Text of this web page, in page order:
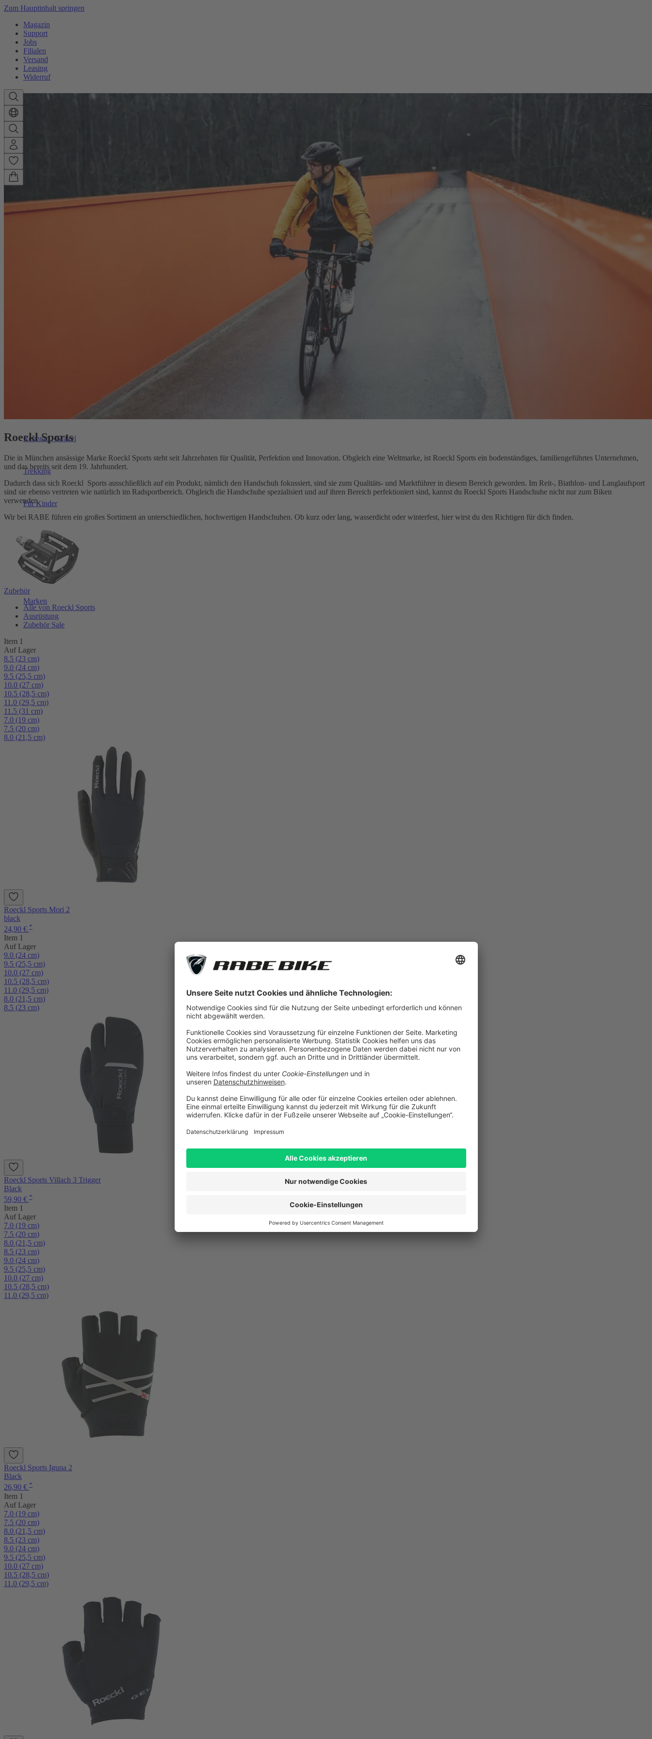
Zum Hauptinhalt springen
Magazin
Support
Jobs
Filialen
Versand
Leasing
Widerruf
Rennrad / Gravel
Trekking
Für Kinder
Zubehör
SALE
Marken
Roeckl Sports
Die in München ansässige Marke Roeckl Sports steht seit Jahrzehnten für Qualität, Perfektion und Innovation. Obgleich eine Weltmarke, ist Roeckl Sports ein bodenständiges, familiengeführtes Unternehmen,
und das bereits seit dem 19. Jahrhundert.
Dadurch dass sich Roeckl Sports ausschließlich auf ein Produkt, nämlich den Handschuh fokussiert, sind sie zum Qualitäts- und Marktführer in diesem Bereich geworden. Im Reit-, Biathlon- und Langlaufsport
sind sie ebenso vertreten wie natürlich im Radsportbereich. Obgleich die Handschuhe spezialisiert und auf ihren Bereich perfektioniert sind, kannst du Roeckl Sports Handschuhe nicht nur zum Biken
verwenden.
Wir bei RABE führen ein großes Sortiment an unterschiedlichen, hochwertigen Handschuhen. Ob kurz oder lang, wasserdicht oder winterfest, hier wirst du den Richtigen für dich finden.
Zubehör
Alle von Roeckl Sports
Ausrüstung
Zubehör Sale
Item 1
Auf Lager
8.5 (23 cm)
9.0 (24 cm)
9.5 (25,5 cm)
10.0 (27 cm)
10.5 (28,5 cm)
11.0 (29,5 cm)
11.5 (31 cm)
7.0 (19 cm)
7.5 (20 cm)
8.0 (21,5 cm)
Roeckl Sports Mori 2
black
24,90 € *
Item 1
Auf Lager
9.0 (24 cm)
9.5 (25,5 cm)
10.0 (27 cm)
10.5 (28,5 cm)
11.0 (29,5 cm)
8.0 (21,5 cm)
8.5 (23 cm)
Roeckl Sports Villach 3 Trigger
Black
59,90 € *
Item 1
Auf Lager
7.0 (19 cm)
7.5 (20 cm)
8.0 (21,5 cm)
8.5 (23 cm)
9.0 (24 cm)
9.5 (25,5 cm)
10.0 (27 cm)
10.5 (28,5 cm)
11.0 (29,5 cm)
Roeckl Sports Iguna 2
Black
26,90 € *
Item 1
Auf Lager
7.0 (19 cm)
7.5 (20 cm)
8.0 (21,5 cm)
8.5 (23 cm)
9.0 (24 cm)
9.5 (25,5 cm)
10.0 (27 cm)
10.5 (28,5 cm)
11.0 (29,5 cm)